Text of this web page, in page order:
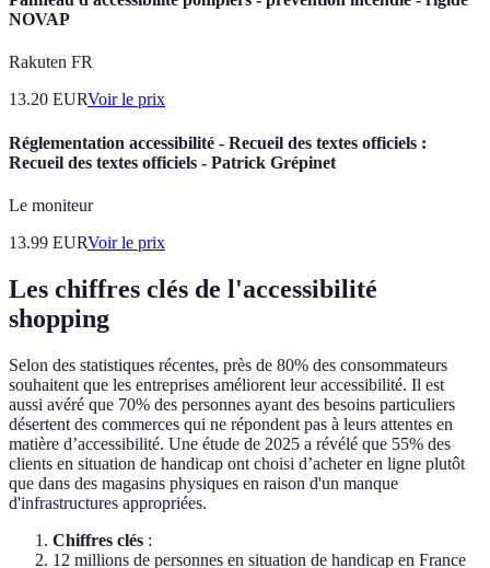
NOVAP
Rakuten FR
13.20 EURVoir le prix
Réglementation accessibilité - Recueil des textes officiels :
Recueil des textes officiels - Patrick Grépinet
Le moniteur
13.99 EURVoir le prix
Les chiffres clés de l'accessibilité
shopping
Selon des statistiques récentes, près de 80% des consommateurs
souhaitent que les entreprises améliorent leur accessibilité. Il est
aussi avéré que 70% des personnes ayant des besoins particuliers
désertent des commerces qui ne répondent pas à leurs attentes en
matière d’accessibilité. Une étude de 2025 a révélé que 55% des
clients en situation de handicap ont choisi d’acheter en ligne plutôt
que dans des magasins physiques en raison d'un manque
d'infrastructures appropriées.
Chiffres clés :
12 millions de personnes en situation de handicap en France